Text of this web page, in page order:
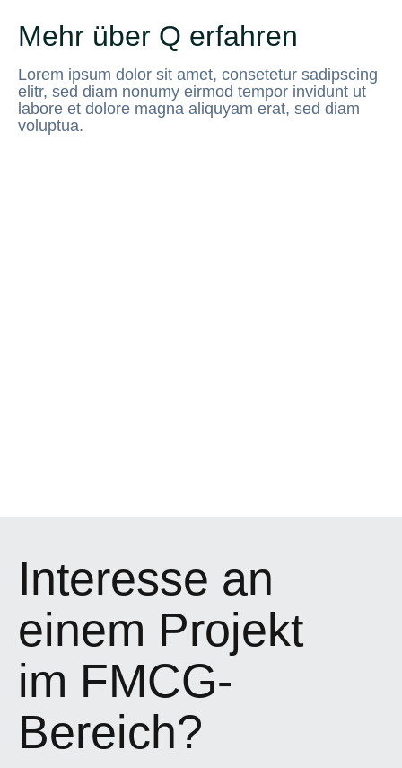
Mehr über Q erfahren
Lorem ipsum dolor sit amet, consetetur sadipscing
elitr, sed diam nonumy eirmod tempor invidunt ut
labore et dolore magna aliquyam erat, sed diam
voluptua.
Interesse an
einem Projekt
im FMCG-
Bereich?